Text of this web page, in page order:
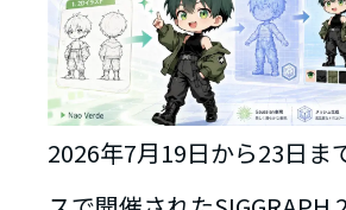
2026年7月19日から23日ま